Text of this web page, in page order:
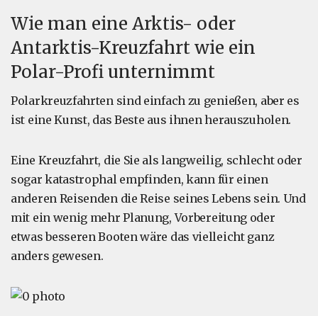
Wie man eine Arktis- oder
Antarktis-Kreuzfahrt wie ein
Polar-Profi unternimmt
Polarkreuzfahrten sind einfach zu genießen, aber es
ist eine Kunst, das Beste aus ihnen herauszuholen.
Eine Kreuzfahrt, die Sie als langweilig, schlecht oder
sogar katastrophal empfinden, kann für einen
anderen Reisenden die Reise seines Lebens sein. Und
mit ein wenig mehr Planung, Vorbereitung oder
etwas besseren Booten wäre das vielleicht ganz
anders gewesen.